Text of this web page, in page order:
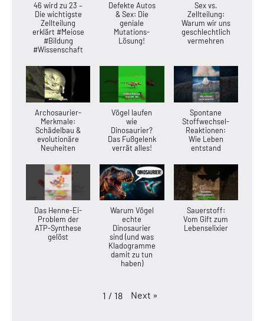
46 wird zu 23 –
Die wichtigste
Zellteilung
erklärt #Meiose
#Bildung
#Wissenschaft
Defekte Autos
& Sex: Die
geniale
Mutations-
Lösung!
Sex vs.
Zellteilung:
Warum wir uns
geschlechtlich
vermehren
Archosaurier-
Merkmale:
Schädelbau &
evolutionäre
Neuheiten
Vögel laufen
wie
Dinosaurier?
Das Fußgelenk
verrät alles!
Spontane
Stoffwechsel-
Reaktionen:
Wie Leben
entstand
Das Henne-Ei-
Problem der
ATP-Synthese
gelöst
Warum Vögel
echte
Dinosaurier
sind (und was
Kladogramme
damit zu tun
haben)
Sauerstoff:
Vom Gift zum
Lebenselixier
1 / 18 Next »